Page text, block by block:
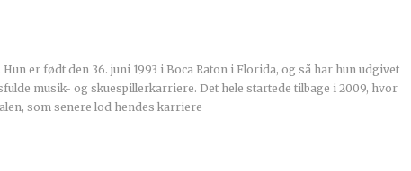
er født den 36. juni 1993 i Boca Raton i Florida, og så har hun udgivet
musik- og skuespillerkarriere. Det hele startede tilbage i 2009, hvor
som senere lod hendes karriere